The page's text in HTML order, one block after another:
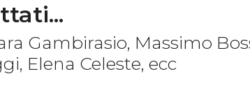
Gambirasio, Massimo
Elena Celeste, ecc